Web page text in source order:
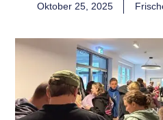
Oktober 25, 2025